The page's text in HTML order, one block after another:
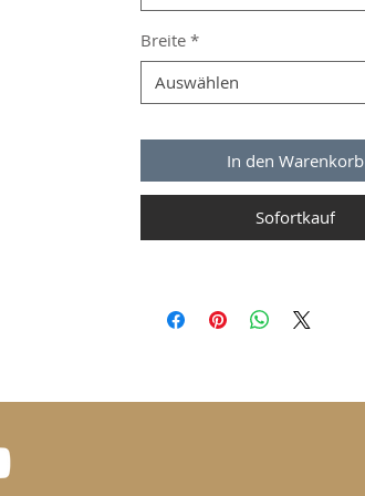
Breite *
Auswählen
In den Warenkorb
Sofortkauf